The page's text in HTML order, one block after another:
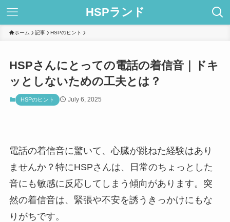
HSPランド
ホーム 記事 HSPのヒント
HSPさんにとっての電話の着信音｜ドキ
ッとしないための工夫とは？
HSPのヒント July 6, 2025
電話の着信音に驚いて、心臓が跳ねた経験はあり
ませんか？特にHSPさんは、日常のちょっとした
音にも敏感に反応してしまう傾向があります。突
然の着信音は、緊張や不安を誘うきっかけにもな
りがちです。